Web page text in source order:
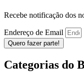
Recebe notificação dos
Endereço de Email
Quero fazer parte!
Categorias do